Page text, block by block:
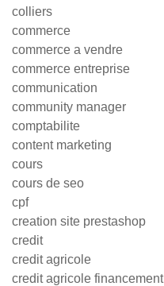
colliers
commerce
commerce a vendre
commerce entreprise
communication
community manager
comptabilite
content marketing
cours
cours de seo
cpf
creation site prestashop
credit
credit agricole
credit agricole financement